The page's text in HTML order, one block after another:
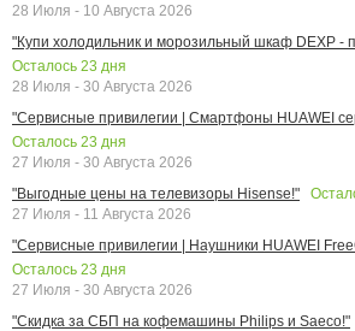
28 Июля - 10 Августа 2026
"Купи холодильник и морозильный шкаф DEXP -
Осталось 23 дня
28 Июля - 30 Августа 2026
"Сервисные привилегии | Смартфоны HUAWEI
Осталось 23 дня
27 Июля - 30 Августа 2026
"Выгодные цены на телевизоры Hisense!"
27 Июля - 11 Августа 2026
"Сервисные привилегии | Наушники HUAWEI
Осталось 23 дня
27 Июля - 30 Августа 2026
"Скидка за СБП на кофемашины Philips и Saeco!"